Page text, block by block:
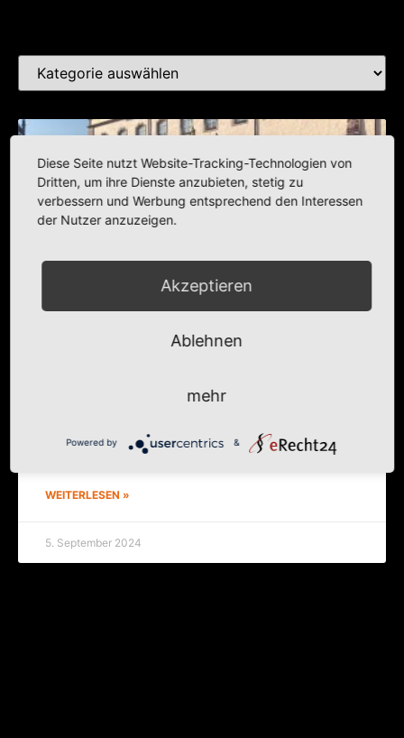
Stadt­ge­bet mit Oldtimern
Ers­te Elbau­en-Clas­­sics in Wit­ten­berg — und das
Abschluss von Tag 1. Ein paar Gedan­ken zu Schät­
zen und Liebhaberstücken.
WEITERLESEN »
5. September 2024
Diese Seite nutzt Website-Tracking-Technologien von
Dritten, um ihre Dienste anzubieten, stetig zu
verbessern und Werbung entsprechend den Interessen
der Nutzer anzuzeigen.
Akzeptieren
Ablehnen
mehr
Powered by &